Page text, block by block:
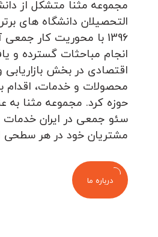
مجموعه مثنا متشکل از
التحصیلان دانشگاه های
1396 با محوریت کار
انجام مباحثات گسترده و
اقتصادی در بخش
محصولات و خدمات، اقدام
حوزه کرد. مجموعه مثنا به
سئو جمعی در ایران خدمات
مشتریان خود در هر سطحی
درباره ما